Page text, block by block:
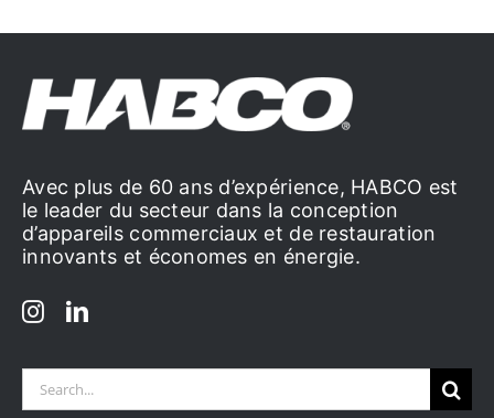
Avec plus de 60 ans d’expérience, HABCO est
le leader du secteur dans la conception
d’appareils commerciaux et de restauration
innovants et économes en énergie.
Search